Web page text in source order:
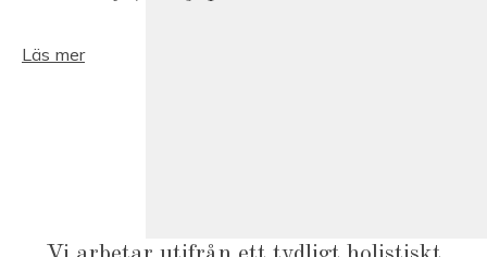
Läs mer